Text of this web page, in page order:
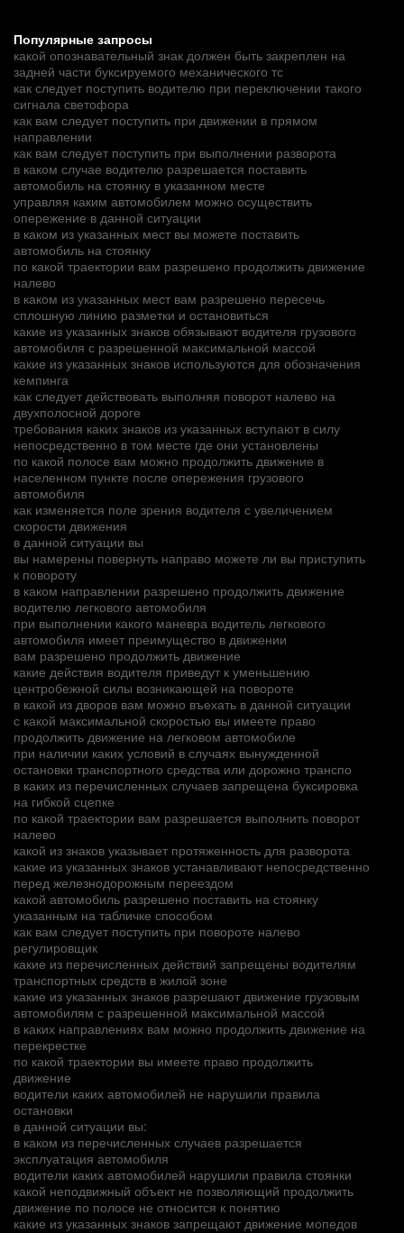
Популярные запросы
какой опознавательный знак должен быть закреплен на
задней части буксируемого механического тс
как следует поступить водителю при переключении такого
сигнала светофора
как вам следует поступить при движении в прямом
направлении
как вам следует поступить при выполнении разворота
в каком случае водителю разрешается поставить
автомобиль на стоянку в указанном месте
управляя каким автомобилем можно осуществить
опережение в данной ситуации
в каком из указанных мест вы можете поставить
автомобиль на стоянку
по какой траектории вам разрешено продолжить движение
налево
в каком из указанных мест вам разрешено пересечь
сплошную линию разметки и остановиться
какие из указанных знаков обязывают водителя грузового
автомобиля с разрешенной максимальной массой
какие из указанных знаков используются для обозначения
кемпинга
как следует действовать выполняя поворот налево на
двухполосной дороге
требования каких знаков из указанных вступают в силу
непосредственно в том месте где они установлены
по какой полосе вам можно продолжить движение в
населенном пункте после опережения грузового
автомобиля
как изменяется поле зрения водителя с увеличением
скорости движения
в данной ситуации вы
вы намерены повернуть направо можете ли вы приступить
к повороту
в каком направлении разрешено продолжить движение
водителю легкового автомобиля
при выполнении какого маневра водитель легкового
автомобиля имеет преимущество в движении
вам разрешено продолжить движение
какие действия водителя приведут к уменьшению
центробежной силы возникающей на повороте
в какой из дворов вам можно въехать в данной ситуации
с какой максимальной скоростью вы имеете право
продолжить движение на легковом автомобиле
при наличии каких условий в случаях вынужденной
остановки транспортного средства или дорожно транспо
в каких из перечисленных случаев запрещена буксировка
на гибкой сцепке
по какой траектории вам разрешается выполнить поворот
налево
какой из знаков указывает протяженность для разворота
какие из указанных знаков устанавливают непосредственно
перед железнодорожным переездом
какой автомобиль разрешено поставить на стоянку
указанным на табличке способом
как вам следует поступить при повороте налево
регулировщик
какие из перечисленных действий запрещены водителям
транспортных средств в жилой зоне
какие из указанных знаков разрешают движение грузовым
автомобилям с разрешенной максимальной массой
в каких направлениях вам можно продолжить движение на
перекрестке
по какой траектории вы имеете право продолжить
движение
водители каких автомобилей не нарушили правила
остановки
в данной ситуации вы:
в каком из перечисленных случаев разрешается
эксплуатация автомобиля
водители каких автомобилей нарушили правила стоянки
какой неподвижный объект не позволяющий продолжить
движение по полосе не относится к понятию
какие из указанных знаков запрещают движение мопедов